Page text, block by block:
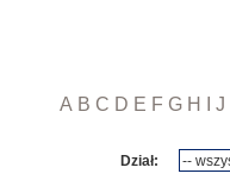
A B C D E F G H J
Dział: